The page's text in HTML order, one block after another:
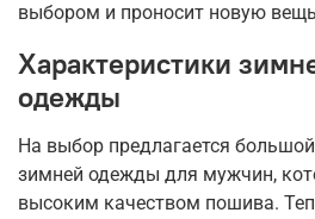
выбором и проносит новую
Характеристики
одежды
На выбор предлагается
зимней одежды для мужчин,
высоким качеством пошива.